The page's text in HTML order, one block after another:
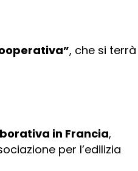
, che si
in Francia,
per l’edilizia